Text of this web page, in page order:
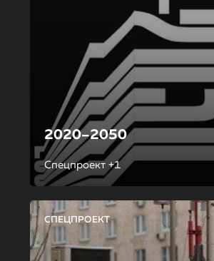
2020–2050
Спецпроект +1
СПЕЦПРОЕКТ